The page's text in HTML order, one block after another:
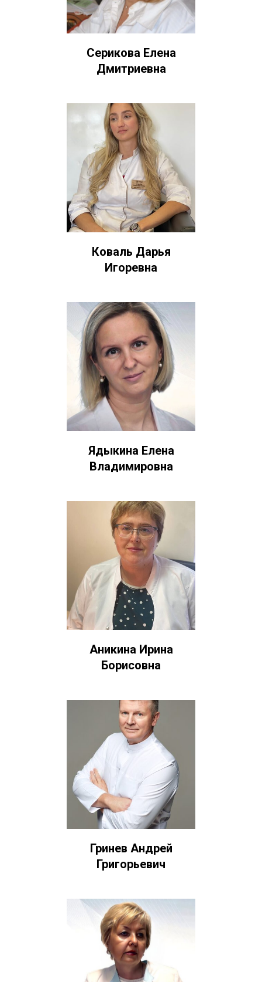
Серикова Елена
Дмитриевна
Коваль Дарья
Игоревна
Ядыкина Елена
Владимировна
Аникина Ирина
Борисовна
Гринев Андрей
Григорьевич